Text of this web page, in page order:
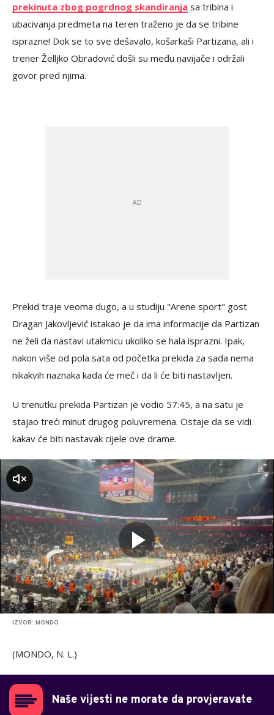
prekinuta zbog pogrdnog skandiranja sa tribina i
ubacivanja predmeta na teren traženo je da se tribine
isprazne! Dok se to sve dešavalo, košarkaši Partizana, ali i
trener Želljko Obradović došli su među navijače i održali
govor pred njima.
Prekid traje veoma dugo, a u studiju "Arene sport" gost
Dragan Jakovljević istakao je da ima informacije da Partizan
ne želi da nastavi utakmicu ukoliko se hala isprazni. Ipak,
nakon više od pola sata od početka prekida za sada nema
nikakvih naznaka kada će meč i da li će biti nastavljen.
U trenutku prekida Partizan je vodio 57:45, a na satu je
stajao treći minut drugog poluvremena. Ostaje da se vidi
kakav će biti nastavak cijele ove drame.
IZVOR: MONDO
(MONDO, N. L.)
Naše vijesti ne morate da provjeravate